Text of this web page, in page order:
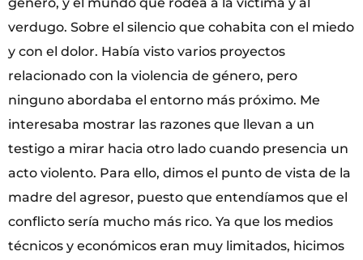
verdugo. Sobre el silencio que cohabita con el miedo
y con el dolor. Había visto varios proyectos
relacionado con la violencia de género, pero
ninguno abordaba el entorno más próximo. Me
interesaba mostrar las razones que llevan a un
testigo a mirar hacia otro lado cuando presencia un
acto violento. Para ello, dimos el punto de vista de la
madre del agresor, puesto que entendíamos que el
conflicto sería mucho más rico. Ya que los medios
técnicos y económicos eran muy limitados, hicimos